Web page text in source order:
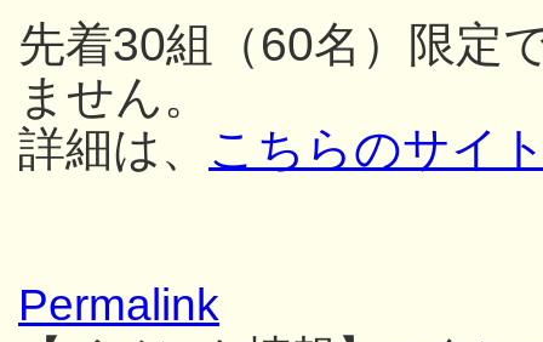
先着30組（60名）限定
ません。
詳細は、 こちらのサイ
Permalink